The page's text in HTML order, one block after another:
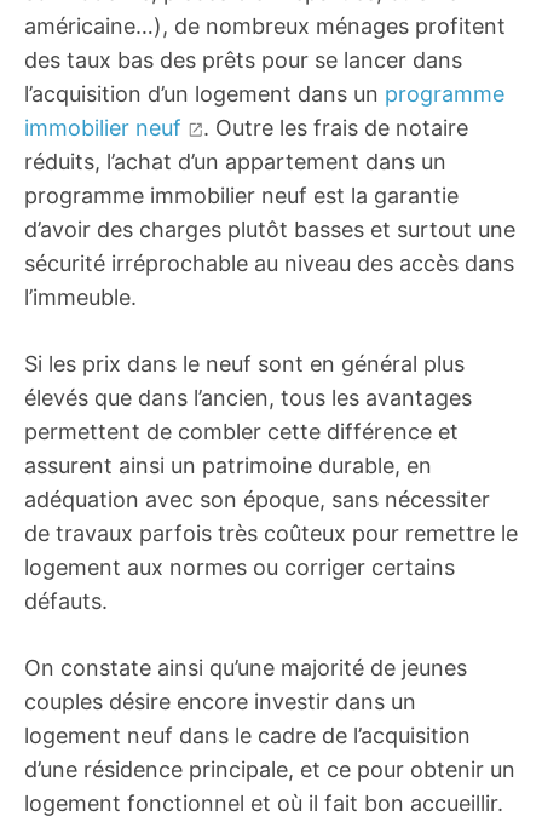
américaine…), de nombreux ménages profitent
des taux bas des prêts pour se lancer dans
l’acquisition d’un logement dans un programme
immobilier neuf
. Outre les frais de notaire
réduits, l’achat d’un appartement dans un
programme immobilier neuf est la garantie
d’avoir des charges plutôt basses et surtout une
sécurité irréprochable au niveau des accès dans
l’immeuble.
Si les prix dans le neuf sont en général plus
élevés que dans l’ancien, tous les avantages
permettent de combler cette différence et
assurent ainsi un patrimoine durable, en
adéquation avec son époque, sans nécessiter
de travaux parfois très coûteux pour remettre le
logement aux normes ou corriger certains
défauts.
On constate ainsi qu’une majorité de jeunes
couples désire encore investir dans un
logement neuf dans le cadre de l’acquisition
d’une résidence principale, et ce pour obtenir un
logement fonctionnel et où il fait bon accueillir.